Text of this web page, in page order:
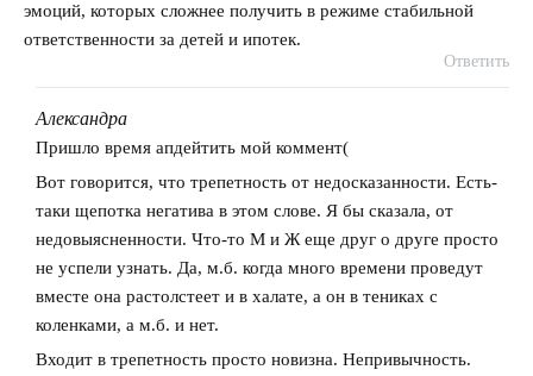
эмоций, которых сложнее получить в режиме стабильной
ответственности за детей и ипотек.
Ответить
Александра
говорит:
Пришло время апдейтить мой коммент(
Вот говорится, что трепетность от недосказанности. Есть-
таки щепотка негатива в этом слове. Я бы сказала, от
недовыясненности. Что-то М и Ж еще друг о друге просто
не успели узнать. Да, м.б. когда много времени проведут
вместе она растолстеет и в халате, а он в тениках с
коленками, а м.б. и нет.
Входит в трепетность просто новизна. Непривычность.